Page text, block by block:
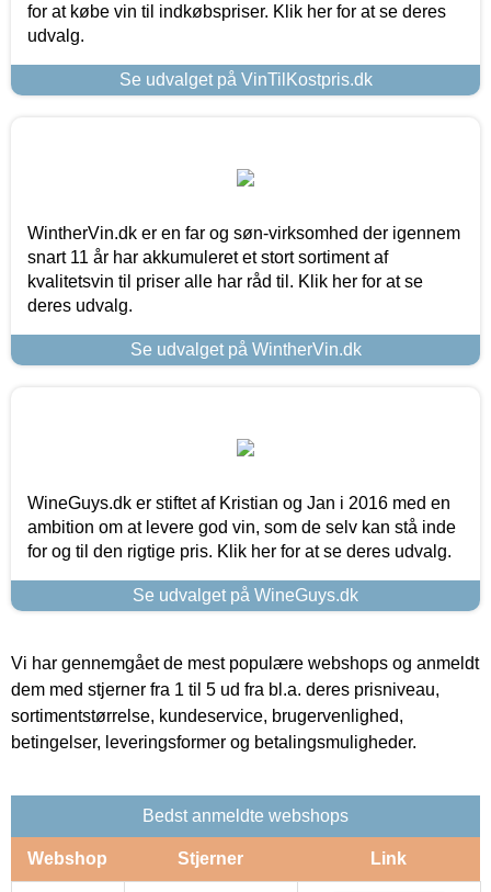
for at købe vin til indkøbspriser. Klik her for at se deres
udvalg.
Se udvalget på VinTilKostpris.dk
WintherVin.dk er en far og søn-virksomhed der igennem
snart 11 år har akkumuleret et stort sortiment af
kvalitetsvin til priser alle har råd til. Klik her for at se
deres udvalg.
Se udvalget på WintherVin.dk
WineGuys.dk er stiftet af Kristian og Jan i 2016 med en
ambition om at levere god vin, som de selv kan stå inde
for og til den rigtige pris. Klik her for at se deres udvalg.
Se udvalget på WineGuys.dk
Vi har gennemgået de mest populære webshops og anmeldt
dem med stjerner fra 1 til 5 ud fra bl.a. deres prisniveau,
sortimentstørrelse, kundeservice, brugervenlighed,
betingelser, leveringsformer og betalingsmuligheder.
Bedst anmeldte webshops
Webshop Stjerner Link